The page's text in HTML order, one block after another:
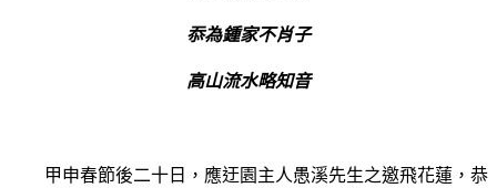
忝為鍾家不肖子
高山流水略知音
甲申春節後二十日，應迂園主人愚溪先生之邀飛花蓮，恭